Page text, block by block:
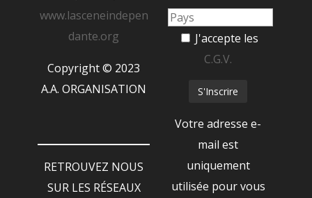
www.lasceneindepen
dante.org
Copyright © 2023
A.A. ORGANISATION
RETROUVEZ NOUS
SUR LES RÉSEAUX
J'accepte les
C.G.V.
Votre adresse e-
mail est
uniquement
utilisée pour vous